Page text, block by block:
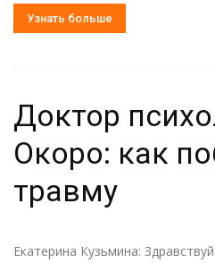
Узнать больше
Доктор
Окоро: как
травму
Екатерина Кузьмина: